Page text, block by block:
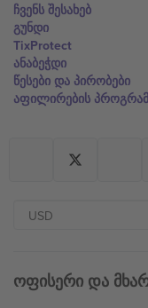
ჩვენს შესახებ
გუნდი
TixProtect
ანაბეჭდი
წესები და პირობები
აფილირების
ოფისერი და